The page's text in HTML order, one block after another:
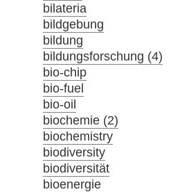
bilateria
bildgebung
bildung
bildungsforschung (4)
bio-chip
bio-fuel
bio-oil
biochemie (2)
biochemistry
biodiversity
biodiversität
bioenergie